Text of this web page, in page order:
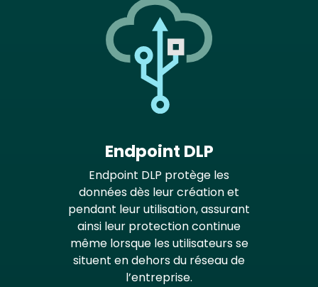
Endpoint DLP
Endpoint DLP protège les
données dès leur création et
pendant leur utilisation, assurant
ainsi leur protection continue
même lorsque les utilisateurs se
situent en dehors du réseau de
l’entreprise.